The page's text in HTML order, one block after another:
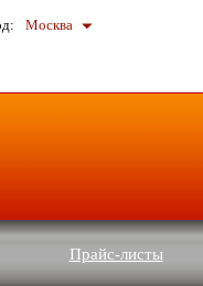
Москва
Прайс-листы